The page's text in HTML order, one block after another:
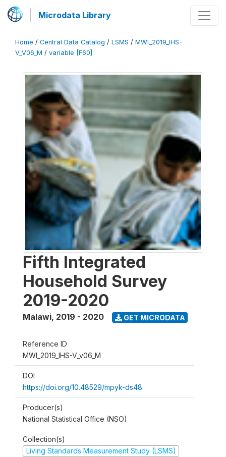
Microdata Library
Home / Central Data Catalog / LSMS / MWI_2019_IHS-
V_V06_M / variable [F60]
Fifth Integrated
Household Survey
2019-2020
Malawi, 2019 - 2020 GET MICRODATA
Reference ID
MWI_2019_IHS-V_v06_M
DOI
https://doi.org/10.48529/mpyk-ds48
Producer(s)
National Statistical Office (NSO)
Collection(s)
Living Standards Measurement Study (LSMS)